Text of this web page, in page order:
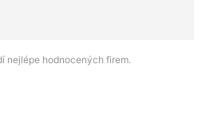
nejlépe hodnocených firem.